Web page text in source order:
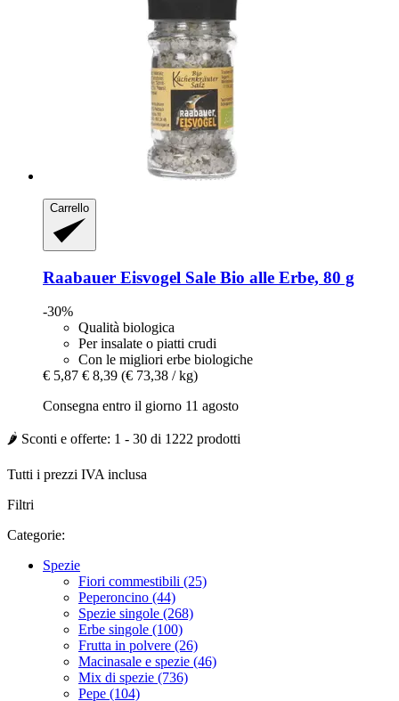
Carrello
Raabauer Eisvogel Sale Bio alle Erbe, 80 g
-30%
Qualità biologica
Per insalate o piatti crudi
Con le migliori erbe biologiche
€ 5,87 € 8,39 (€ 73,38 / kg)
Consegna entro il giorno 11 agosto
🌶️ Sconti e offerte: 1 - 30 di 1222 prodotti
Tutti i prezzi IVA inclusa
Filtri
Categorie:
Spezie
Fiori commestibili (25)
Peperoncino (44)
Spezie singole (268)
Erbe singole (100)
Frutta in polvere (26)
Macinasale e spezie (46)
Mix di spezie (736)
Pepe (104)